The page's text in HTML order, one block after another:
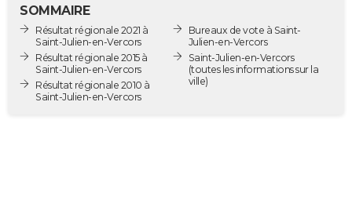
Destinations
City break
Voyage nature
Voyage de noces
Forum
Climat
GUIDES D'ACHAT
BONS PLANS
SOMMAIRE
Résultat régionale 2021 à
Saint-Julien-en-Vercors
Résultat régionale 2015 à
Saint-Julien-en-Vercors
Résultat régionale 2010 à
Saint-Julien-en-Vercors
Bureaux de vote à Saint-
Julien-en-Vercors
Saint-Julien-en-Vercors
(toutes les informations sur la
ville)